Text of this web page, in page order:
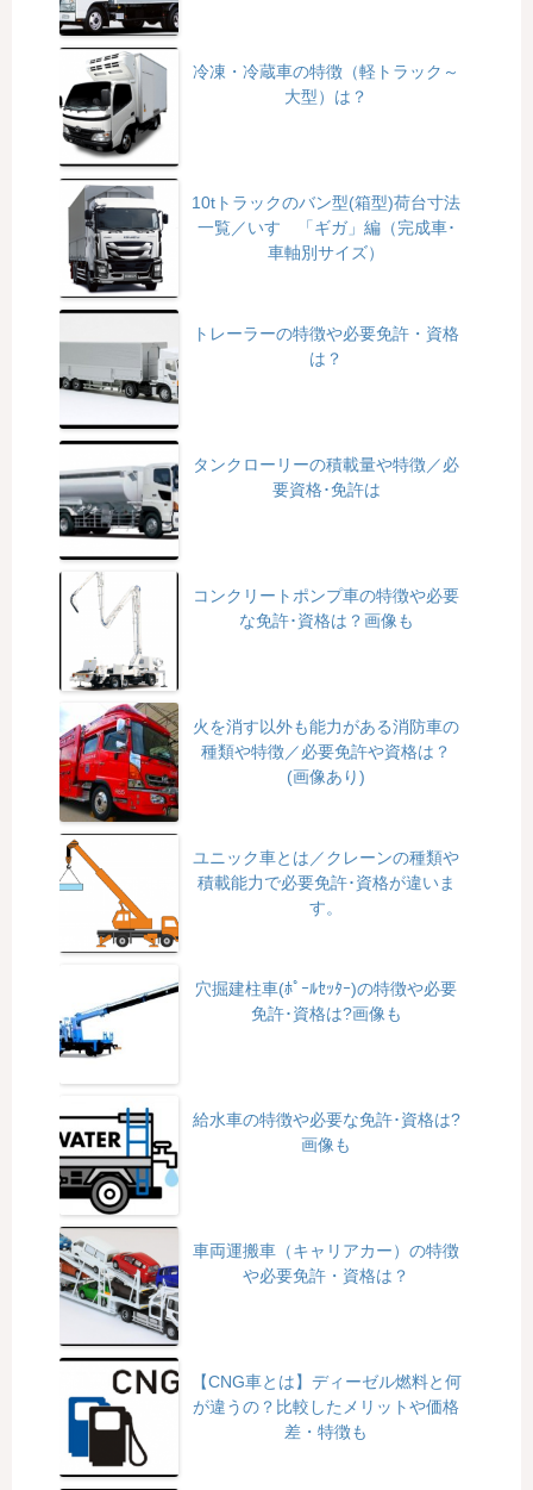
冷凍・冷蔵車の特徴（軽トラック～
大型）は？
10tトラックのバン型(箱型)荷台寸法
一覧／いすゞ「ギガ」編（完成車･
車軸別サイズ）
トレーラーの特徴や必要免許・資格
は？
タンクローリーの積載量や特徴／必
要資格･免許は
コンクリートポンプ車の特徴や必要
な免許･資格は？画像も
火を消す以外も能力がある消防車の
種類や特徴／必要免許や資格は？
(画像あり)
ユニック車とは／クレーンの種類や
積載能力で必要免許･資格が違いま
す。
穴掘建柱車(ﾎﾟｰﾙｾｯﾀｰ)の特徴や必要
免許･資格は?画像も
給水車の特徴や必要な免許･資格は?
画像も
車両運搬車（キャリアカー）の特徴
や必要免許・資格は？
【CNG車とは】ディーゼル燃料と何
が違うの？比較したメリットや価格
差・特徴も